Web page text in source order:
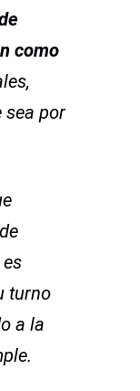
como
sea por
turno
a la